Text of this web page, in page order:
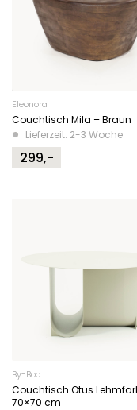
Eleonora
Couchtisch Mila – Braun
Lieferzeit: 2-3 Woche
299,-
By-Boo
Couchtisch Otus
70×70 cm